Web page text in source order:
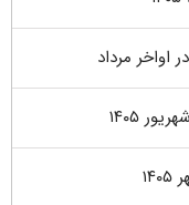
۱۴۰۵